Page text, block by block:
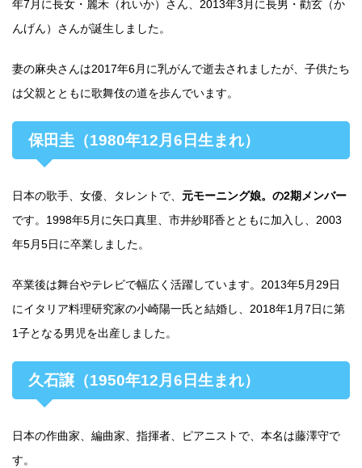
年7月に長女・麗禾（れいか）さん、2013年3月に長男・勸玄（か
んげん）さんが誕生しました。
妻の麻央さんは2017年6月に乳がんで逝去されましたが、子供たち
は父親とともに歌舞伎の道を歩んでいます。
保田圭（1980年12月6日生まれ）
日本の歌手、女優、タレントで、 元モーニング娘。の2期メンバー
です。1998年5月に矢口真里、市井紗耶香とともに加入し、2003
年5月5日に卒業しました。
卒業後は舞台やテレビで幅広く活躍しています。2013年5月29日
にイタリア料理研究家の小崎陽一氏と結婚し、2018年1月7日に第
1子となる男児を出産しました。
久石譲（1950年12月6日生まれ）
日本の作曲家、編曲家、指揮者、ピアニストで、本名は藤澤守で
す。